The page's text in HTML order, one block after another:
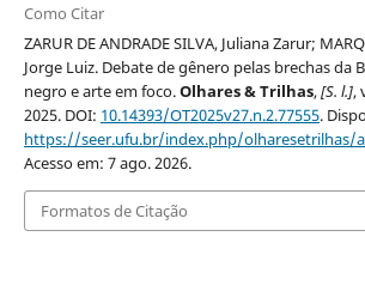
Como Citar
ZARUR DE ANDRADE SILVA, Juliana Zarur;
Jorge Luiz. Debate de gênero pelas brechas da
negro e arte em foco.Olhares & Trilhas,[S. l.],
2025. DOI: 10.14393/OT2025v27.n.2.77555.
https://seer.ufu.br/index.php/olharesetrilhas/
Acesso em: 7 ago. 2026.
Formatos de Citação